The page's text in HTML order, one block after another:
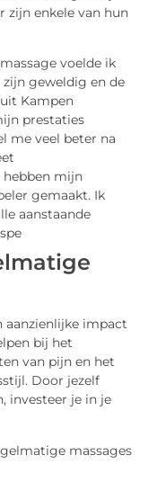
zijn enkele van hun
voelde ik
geweldig en de
uit Kampen
prestaties
me veel beter na
hebben mijn
gemaakt. Ik
aanstaande
aanzienlijke impact
bij het
van pijn en het
Door jezelf
investeer je in je
massages